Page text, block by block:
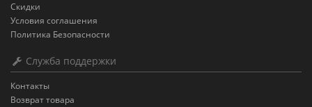
Скидки
Условия соглашения
Политика Безопасности
Служба поддержки
Контакты
Возврат товара